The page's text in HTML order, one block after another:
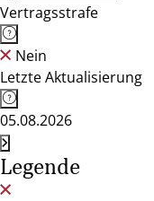
Vertragsstrafe
Nein
Letzte Aktualisierung
05.08.2026
Legende